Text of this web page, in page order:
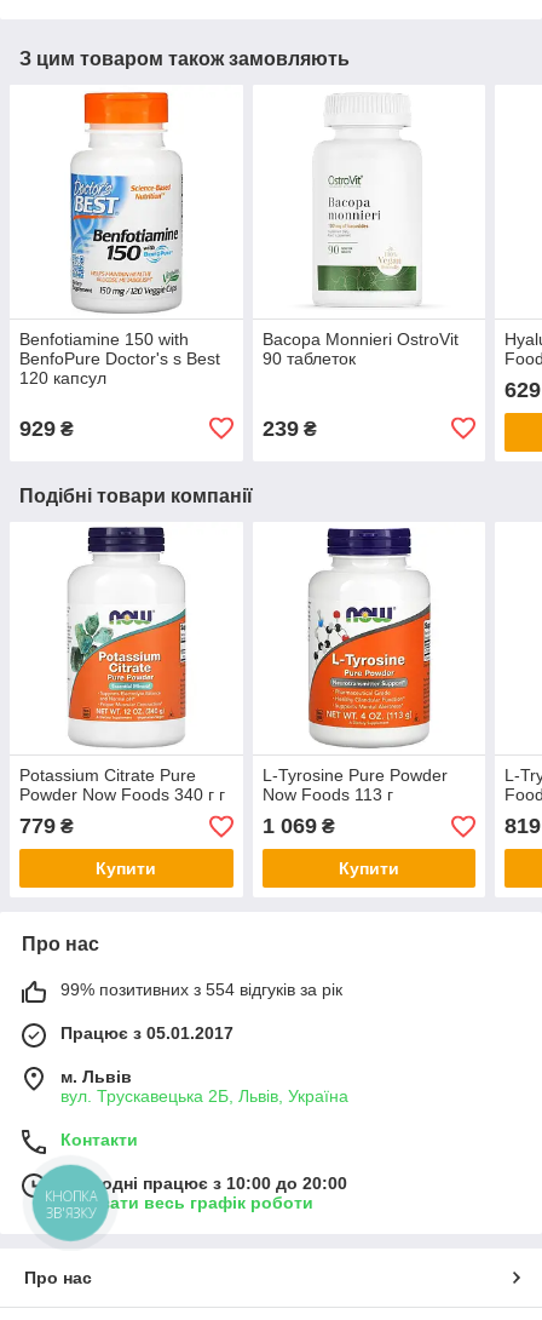
З цим товаром також замовляють
Benfotiamine 150 with
BenfoPure Doctor's s Best
120 капсул
929 ₴
Bacopa Monnieri OstroVit
90 таблеток
239₴
629
Подібні товари компанії
Potassium Citrate Pure
Powder Now Foods 340 г г
779 ₴
Купити
L-Tyrosine Pure Powder
Now Foods 113 г
1 069₴
Купити
L-
819
Про нас
99% позитивних з 554 відгуків за рік
Працює з 05.01.2017
м. Львів
вул. Трускавецька 2Б, Львів, Україна
Контакти
Сьогодні працює з 10:00 до 20:00
Показати весь графік роботи
Про нас
КНОПКА
ЗВ'ЯЗКУ